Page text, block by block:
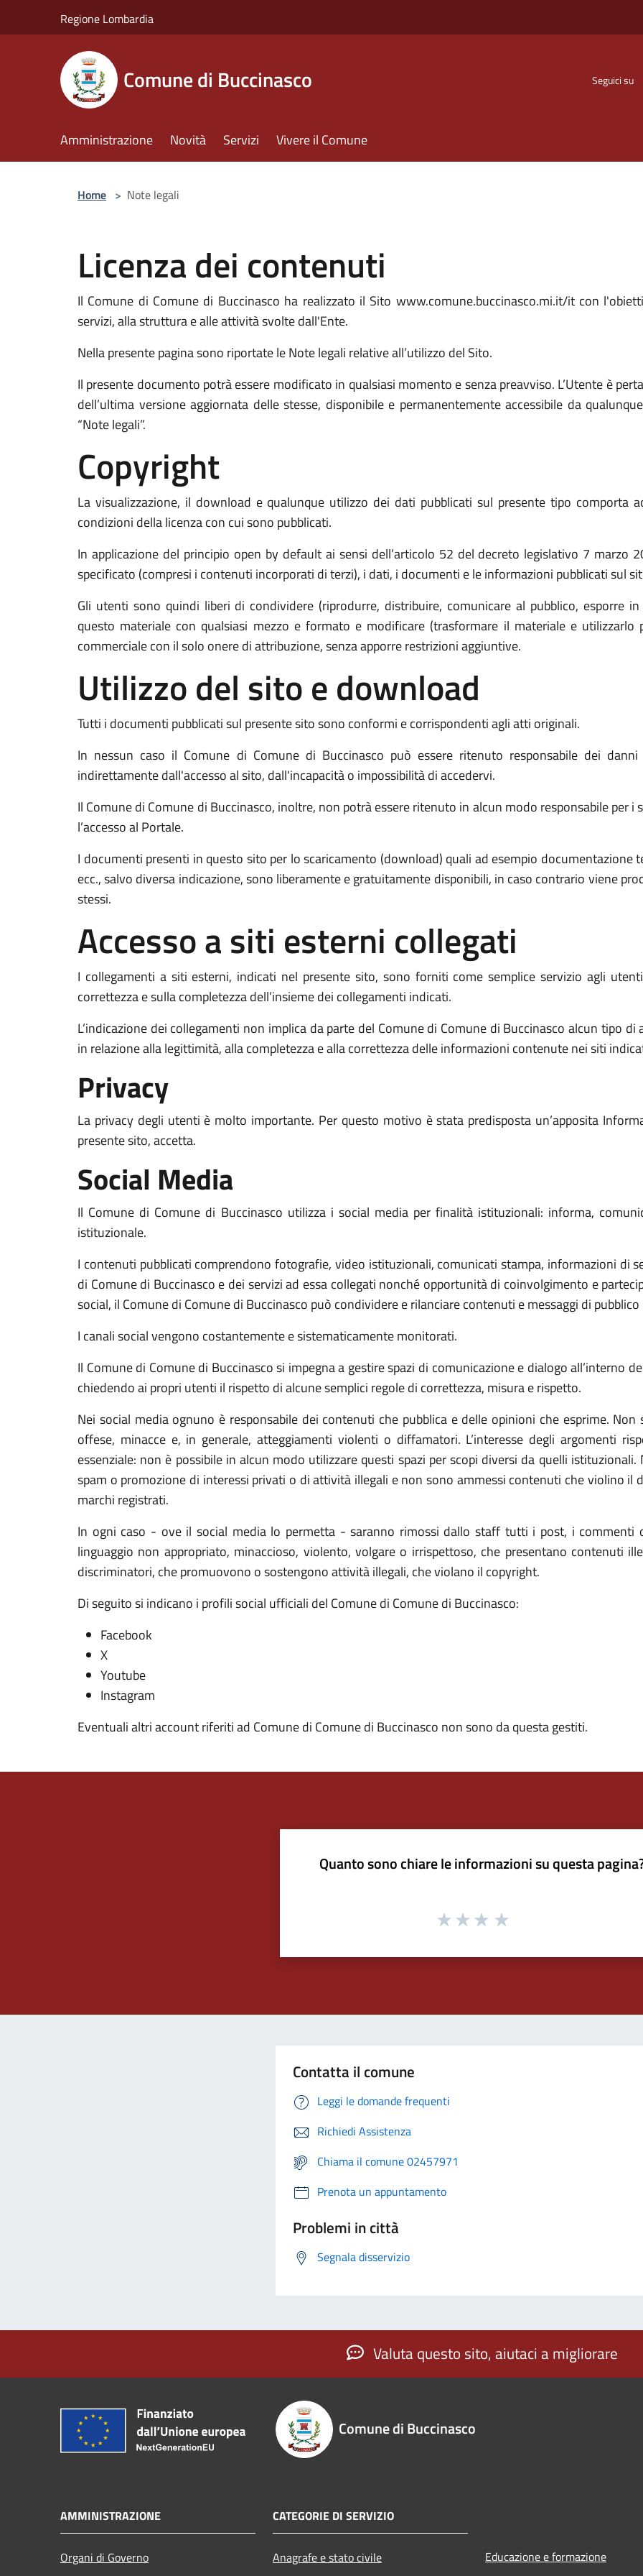
Regione Lombardia
Comune di Buccinasco Seguici su
Amministrazione Novità Servizi Vivere il Comune
Home > Note legali
Licenza dei contenuti
Il Comune di Comune di Buccinasco ha realizzato il Sito www.comune.buccinasco.mi.it/it con
servizi, alla struttura e alle attività svolte dall'Ente.
Nella presente pagina sono riportate le Note legali relative all’utilizzo del Sito.
Il presente documento potrà essere modificato in qualsiasi momento e senza preavviso. L’Utente è
dell’ultima versione aggiornata delle stesse, disponibile e permanentemente accessibile da
“Note legali”.
Copyright
La visualizzazione, il download e qualunque utilizzo dei dati pubblicati sul presente tipo comporta
condizioni della licenza con cui sono pubblicati.
In applicazione del principio open by default ai sensi dell’articolo 52 del decreto legislativo 7 marzo
specificato (compresi i contenuti incorporati di terzi), i dati, i documenti e le informazioni pubblicati sul
Gli utenti sono quindi liberi di condividere (riprodurre, distribuire, comunicare al pubblico, esporre
questo materiale con qualsiasi mezzo e formato e modificare (trasformare il materiale e utilizzarlo
commerciale con il solo onere di attribuzione, senza apporre restrizioni aggiuntive.
Utilizzo del sito e download
Tutti i documenti pubblicati sul presente sito sono conformi e corrispondenti agli atti originali.
In nessun caso il Comune di Comune di Buccinasco può essere ritenuto responsabile dei
indirettamente dall'accesso al sito, dall'incapacità o impossibilità di accedervi.
Il Comune di Comune di Buccinasco, inoltre, non potrà essere ritenuto in alcun modo responsabile per
l’accesso al Portale.
I documenti presenti in questo sito per lo scaricamento (download) quali ad esempio
ecc., salvo diversa indicazione, sono liberamente e gratuitamente disponibili, in caso contrario viene
stessi.
Accesso a siti esterni collegati
I collegamenti a siti esterni, indicati nel presente sito, sono forniti come semplice servizio agli
correttezza e sulla completezza dell’insieme dei collegamenti indicati.
L’indicazione dei collegamenti non implica da parte del Comune di Comune di Buccinasco alcun tipo
in relazione alla legittimità, alla completezza e alla correttezza delle informazioni contenute nei siti
Privacy
La privacy degli utenti è molto importante. Per questo motivo è stata predisposta un’apposita
presente sito, accetta.
Social Media
Il Comune di Comune di Buccinasco utilizza i social media per finalità istituzionali: informa,
istituzionale.
I contenuti pubblicati comprendono fotografie, video istituzionali, comunicati stampa, informazioni di
di Comune di Buccinasco e dei servizi ad essa collegati nonché opportunità di coinvolgimento e
social, il Comune di Comune di Buccinasco può condividere e rilanciare contenuti e messaggi di
I canali social vengono costantemente e sistematicamente monitorati.
Il Comune di Comune di Buccinasco si impegna a gestire spazi di comunicazione e dialogo all’interno
chiedendo ai propri utenti il rispetto di alcune semplici regole di correttezza, misura e rispetto.
Nei social media ognuno è responsabile dei contenuti che pubblica e delle opinioni che esprime.
offese, minacce e, in generale, atteggiamenti violenti o diffamatori. L’interesse degli argomenti
essenziale: non è possibile in alcun modo utilizzare questi spazi per scopi diversi da quelli
spam o promozione di interessi privati o di attività illegali e non sono ammessi contenuti che violino il
marchi registrati.
In ogni caso - ove il social media lo permetta - saranno rimossi dallo staff tutti i post, i commenti
linguaggio non appropriato, minaccioso, violento, volgare o irrispettoso, che presentano contenuti
discriminatori, che promuovono o sostengono attività illegali, che violano il copyright.
Di seguito si indicano i profili social ufficiali del Comune di Comune di Buccinasco:
Facebook
X
Youtube
Instagram
Eventuali altri account riferiti ad Comune di Comune di Buccinasco non sono da questa gestiti.
Quanto sono chiare le informazioni su questa
Contatta il comune
Leggi le domande frequenti
Richiedi Assistenza
Chiama il comune 02457971
Prenota un appuntamento
Problemi in città
Segnala disservizio
Valuta questo sito, aiutaci a migliorare
Comune di Buccinasco
AMMINISTRAZIONE
Organi di Governo
CATEGORIE DI SERVIZIO
Anagrafe e stato civile
Educazione e formazione